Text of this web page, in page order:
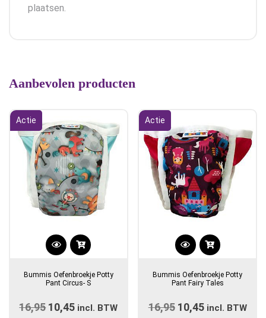
plaatsen.
Aanbevolen producten
Actie
Bummis Oefenbroekje Potty
Pant Circus- S
16,95 Oorspronkelijke
10,45 Huidige
incl. BTW
Actie
Dit
heeft
variaties.
Bummis Oefenbroekje Potty
Pant Fairy Tales
16,95 Oorspronkelijke
10,45Huidige
incl. BTW